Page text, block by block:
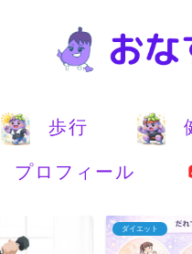
歩行
プロフィール
ダイエット